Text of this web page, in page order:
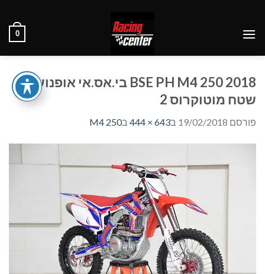
content
0
BSE PH M4 250 2018 בי.אס.אי אופנועי
שטח מוטוקרוס 2
פורסם 19/02/2018 ב643 × 444 בM4 250